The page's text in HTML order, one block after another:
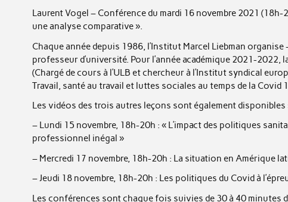
Laurent Vogel – Conférence du mardi 16 novembre 2021
une analyse comparative ».
Chaque année depuis 1986, l’Institut Marcel Liebman
professeur d’université. Pour l’année académique 2021-2022,
(Chargé de cours à l’ULB et chercheur à l’Institut syndical
Travail, santé au travail et luttes sociales au temps de la Covid
Les vidéos des trois autres leçons sont également
– Lundi 15 novembre, 18h-20h : « L’impact des politiques
professionnel inégal »
– Mercredi 17 novembre, 18h-20h : La situation en Amérique
– Jeudi 18 novembre, 18h-20h : Les politiques du Covid à
Les conférences sont chaque fois suivies de 30 à 40 minutes